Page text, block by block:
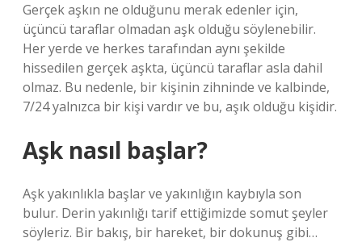
Gerçek aşkın ne olduğunu merak edenler için,
üçüncü taraflar olmadan aşk olduğu söylenebilir.
Her yerde ve herkes tarafından aynı şekilde
hissedilen gerçek aşkta, üçüncü taraflar asla dahil
olmaz. Bu nedenle, bir kişinin zihninde ve kalbinde,
7/24 yalnızca bir kişi vardır ve bu, aşık olduğu kişidir.
Aşk nasıl başlar?
Aşk yakınlıkla başlar ve yakınlığın kaybıyla son
bulur. Derin yakınlığı tarif ettiğimizde somut şeyler
söyleriz. Bir bakış, bir hareket, bir dokunuş gibi…